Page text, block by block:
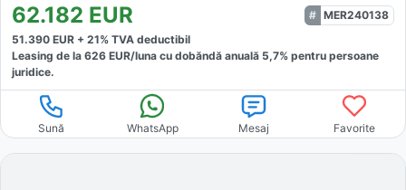
62.182 EUR
MER240138
51.390 EUR + 21% TVA deductibil
Leasing de la 626 EUR/luna cu dobăndă anuală 5,7% pentru persoane
juridice.
Sună WhatsApp Mesaj Favorite